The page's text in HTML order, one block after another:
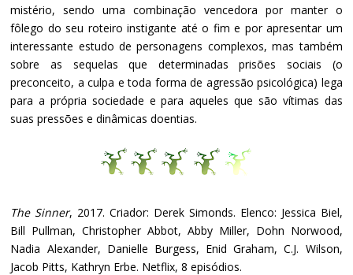
mistério, sendo uma combinação vencedora por manter o
fôlego do seu roteiro instigante até o fim e por apresentar um
interessante estudo de personagens complexos, mas também
sobre as sequelas que determinadas prisões sociais (o
preconceito, a culpa e toda forma de agressão psicológica) lega
para a própria sociedade e para aqueles que são vítimas das
suas pressões e dinâmicas doentias.
The Sinner, 2017. Criador: Derek Simonds. Elenco: Jessica Biel,
Bill Pullman, Christopher Abbot, Abby Miller, Dohn Norwood,
Nadia Alexander, Danielle Burgess, Enid Graham, C.J. Wilson,
Jacob Pitts, Kathryn Erbe. Netflix, 8 episódios.